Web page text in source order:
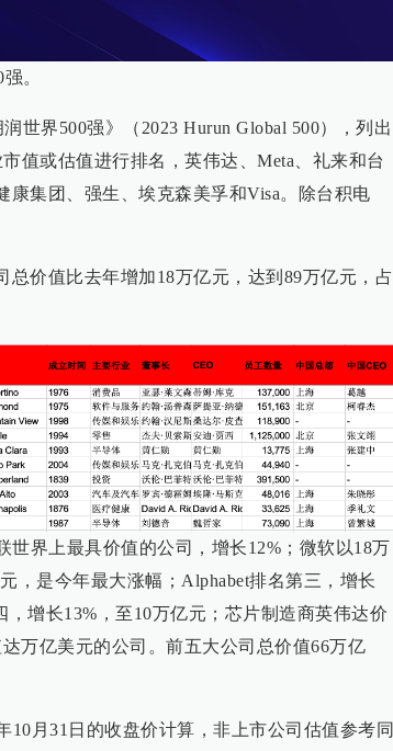
。
世界500强》（2023 Hurun Global 500），列出
值或估值进行排名，英伟达、Meta、礼来和台
康集团、强生、埃克森美孚和Visa。除台积电
总价值比去年增加18万亿元，达到89万亿元，占
世界上最具价值的公司，增长12%；微软以18万
，是今年最大涨幅；Alphabet排名第三，增长
，增长13%，至10万亿元；芯片制造商英伟达价
万亿美元的公司。前五大公司总价值66万亿
10月31日的收盘价计算，非上市公司估值参考同